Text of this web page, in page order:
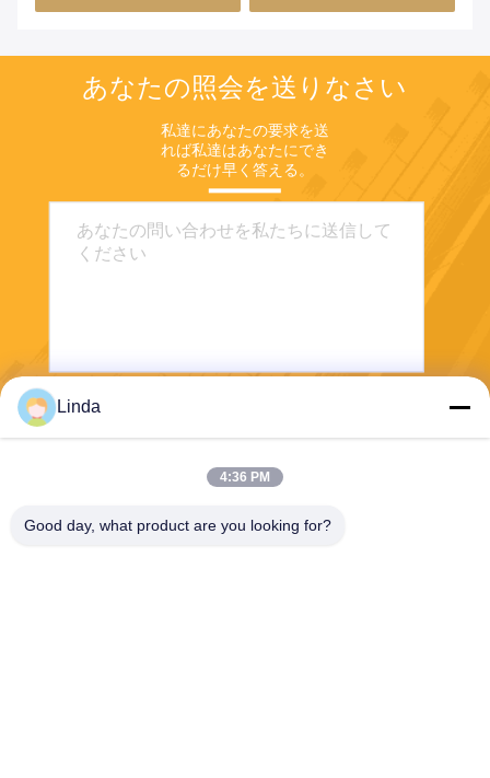
あなたの照会を送りなさい
私達にあなたの要求を送
れば私達はあなたにでき
るだけ早く答える。
Linda
4:36 PM
Good day, what product are you looking for?